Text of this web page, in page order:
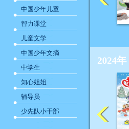
中国少年儿童
智力课堂
儿童文学
中国少年文摘
中学生
知心姐姐
辅导员
少先队小干部
2024年